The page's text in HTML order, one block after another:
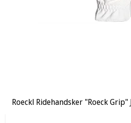
Roeckl Ridehandsker "Roeck